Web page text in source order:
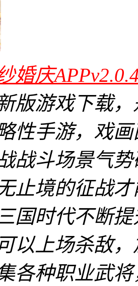
婚庆
版游戏下载
性手游，戏
战斗场景气
止境的征战
国时代不断
以上场杀敌
各种职业武